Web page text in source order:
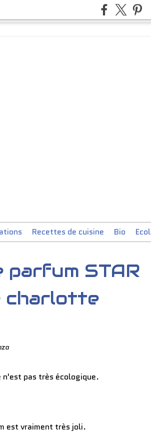
Recettes de cuisine Bio
STAR
charlotte
n'est pas très écologique.
est vraiment très joli.